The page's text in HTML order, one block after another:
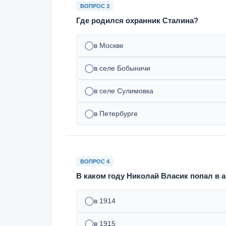
ВОПРОС 3
Где родился охранник Сталина?
в Москве
в селе Бобыничи
в селе Сулимовка
в Петербурге
ВОПРОС 4
В каком году Николай Власик попал в
в 1914
в 1915